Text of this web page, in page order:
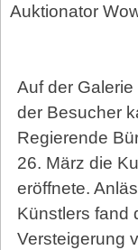
Auktionator
Auf der
der Besucher
Regierende
26. März die
eröffnete.
Künstlers fand
Versteigerung